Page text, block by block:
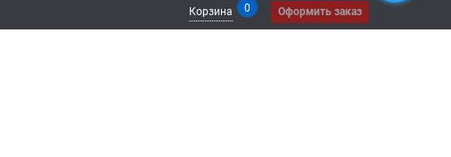
Корзина 0 Оформить заказ